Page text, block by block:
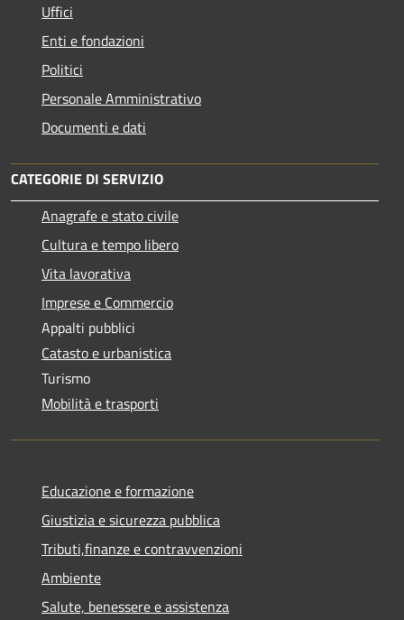
Uffici
Enti e fondazioni
Politici
Personale Amministrativo
Documenti e dati
CATEGORIE DI SERVIZIO
Anagrafe e stato civile
Cultura e tempo libero
Vita lavorativa
Imprese e Commercio
Appalti pubblici
Catasto e urbanistica
Turismo
Mobilità e trasporti
Educazione e formazione
Giustizia e sicurezza pubblica
Tributi,finanze e contravvenzioni
Ambiente
Salute, benessere e assistenza